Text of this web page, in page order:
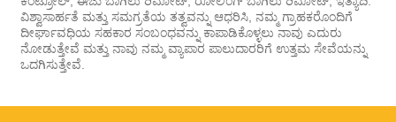
ವಿಶ್ವಾಸಾರ್ಹತೆ ಮತ್ತು ಸಮಗ್ರತೆಯ ತತ್ವವನ್ನು ಆಧರಿಸಿ, ನಮ್ಮ ಗ್ರಾಹಕರೊಂದಿಗೆ
ದೀರ್ಘಾವಧಿಯ ಸಹಕಾರ ಸಂಬಂಧವನ್ನು ಕಾಪಾಡಿಕೊಳ್ಳಲು ನಾವು ಎದುರು
ನೋಡುತ್ತೇವೆ ಮತ್ತು ನಾವು ನಮ್ಮ ವ್ಯಾಪಾರ ಪಾಲುದಾರರಿಗೆ ಉತ್ತಮ ಸೇವೆಯನ್ನು
ಒದಗಿಸುತ್ತೇವೆ.